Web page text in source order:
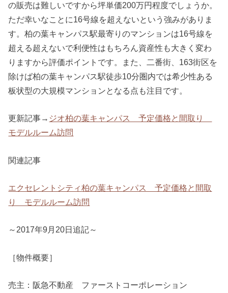
の販売は難しいですから坪単価200万円程度でしょうか。
ただ幸いなことに16号線を超えないという強みがありま
す。柏の葉キャンパス駅最寄りのマンションは16号線を
超える超えないで利便性はもちろん資産性も大きく変わ
りますから評価ポイントです。また、二番街、163街区を
除けば柏の葉キャンパス駅徒歩10分圏内では希少性ある
板状型の大規模マンションとなる点も注目です。
更新記事→ ジオ柏の葉キャンパス 予定価格と間取り
モデルルーム訪問
関連記事
エクセレントシティ柏の葉キャンパス 予定価格と間取
り モデルルーム訪問
～2017年9月20日追記～
［物件概要］
売主：阪急不動産 ファーストコーポレーション